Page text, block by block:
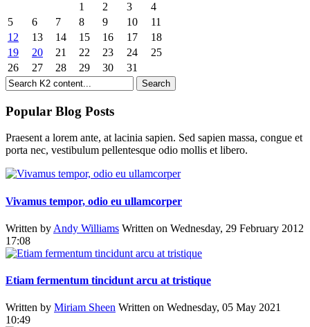
1
2 3
4
5
6 7 8 9 10
11
12
13 14 15 16 17
18
19
20 21 22 23 24
25
26
27 28 29 30 31
Popular Blog Posts
Praesent a lorem ante, at lacinia sapien. Sed sapien massa, congue et
porta nec, vestibulum pellentesque odio mollis et libero.
Vivamus tempor, odio eu ullamcorper
Written by Andy Williams Written on Wednesday, 29 February 2012
17:08
Etiam fermentum tincidunt arcu at tristique
Written by Miriam Sheen Written on Wednesday, 05 May 2021
10:49